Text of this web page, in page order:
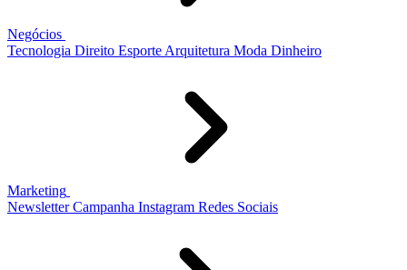
Negócios
Tecnologia Direito Esporte Arquitetura Moda Dinheiro
Marketing
Newsletter Campanha Instagram Redes Sociais